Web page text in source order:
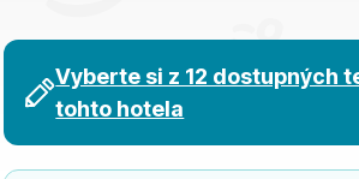
Vyberte si z 12 dostupných
tohto hotela